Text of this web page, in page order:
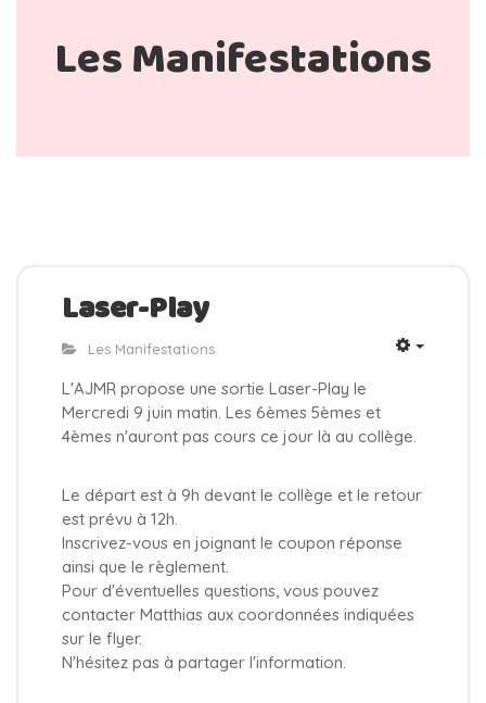
Les Manifestations
Laser-Play
Les Manifestations
L'AJMR propose une sortie Laser-Play le
Mercredi 9 juin matin. Les 6èmes 5èmes et
4èmes n'auront pas cours ce jour là au collège.
Le départ est à 9h devant le collège et le retour
est prévu à 12h.
Inscrivez-vous en joignant le coupon réponse
ainsi que le règlement.
Pour d'éventuelles questions, vous pouvez
contacter Matthias aux coordonnées indiquées
sur le flyer.
N'hésitez pas à partager l'information.